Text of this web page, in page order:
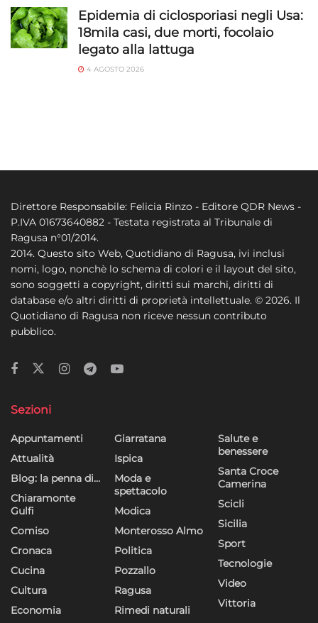
Epidemia di ciclosporiasi negli Usa:
18mila casi, due morti, focolaio
legato alla lattuga
4 AGOSTO 2026
Direttore Responsabile: Felicia Rinzo - Editore QDR News -
P.IVA 01673640882 - Testata registrata al Tribunale di
Ragusa n°01/2014.
2014. Questo sito Web, Quotidiano di Ragusa, ivi inclusi
nomi, logo, nonchè lo schema di colori e il layout del sito,
sono soggetti a copyright, diritti sui marchi, diritti di
database e/o altri diritti di proprietà intellettuale. © 2026. Il
Quotidiano di Ragusa non riceve nessun contributo
pubblico.
Sezioni
Appuntamenti
Attualità
Blog: la penna di…
Chiaramonte
Gulfi
Comiso
Cronaca
Cucina
Cultura
Economia
Giarratana
Ispica
Moda e
spettacolo
Modica
Monterosso Almo
Politica
Pozzallo
Ragusa
Rimedi naturali
Salute e
benessere
Santa Croce
Camerina
Scicli
Sicilia
Sport
Tecnologie
Video
Vittoria